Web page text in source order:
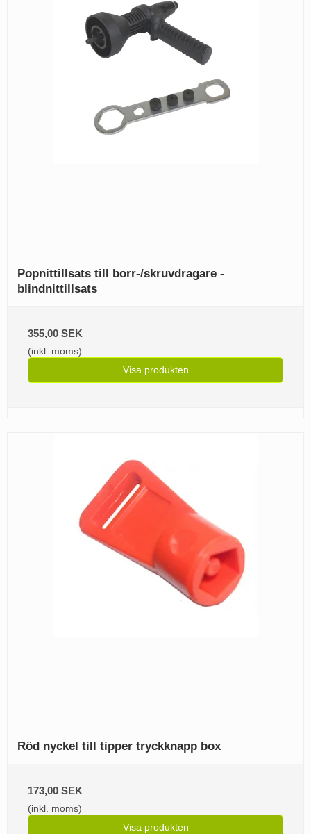
Popnittillsats till borr-/skruvdragare -
blindnittillsats
355,00 SEK
(inkl. moms)
Visa produkten
Röd nyckel till tipper tryckknapp box
173,00 SEK
(inkl. moms)
Visa produkten